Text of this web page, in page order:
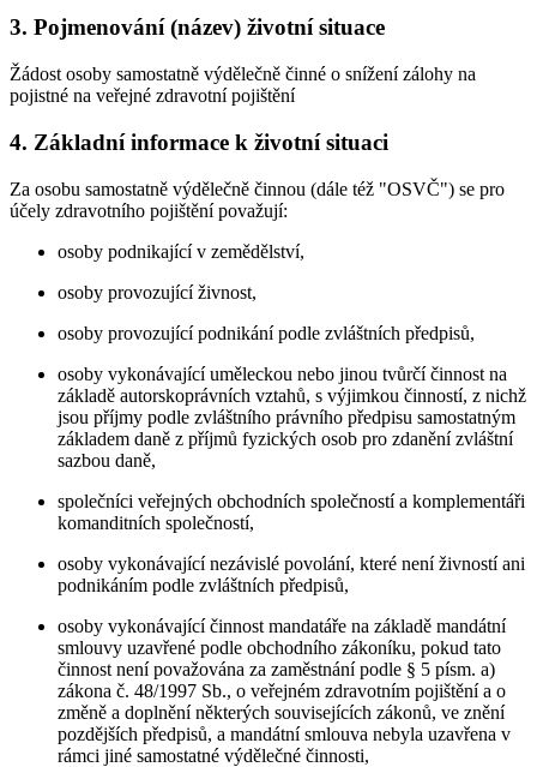
3. Pojmenování (název) životní situace
Žádost osoby samostatně výdělečně činné o snížení zálohy na
pojistné na veřejné zdravotní pojištění
4. Základní informace k životní situaci
Za osobu samostatně výdělečně činnou (dále též "OSVČ") se pro
účely zdravotního pojištění považují:
osoby podnikající v zemědělství,
osoby provozující živnost,
osoby provozující podnikání podle zvláštních předpisů,
osoby vykonávající uměleckou nebo jinou tvůrčí činnost na
základě autorskoprávních vztahů, s výjimkou činností, z nichž
jsou příjmy podle zvláštního právního předpisu samostatným
základem daně z příjmů fyzických osob pro zdanění zvláštní
sazbou daně,
společníci veřejných obchodních společností a komplementáři
komanditních společností,
osoby vykonávající nezávislé povolání, které není živností ani
podnikáním podle zvláštních předpisů,
osoby vykonávající činnost mandatáře na základě mandátní
smlouvy uzavřené podle obchodního zákoníku, pokud tato
činnost není považována za zaměstnání podle § 5 písm. a)
zákona č. 48/1997 Sb., o veřejném zdravotním pojištění a o
změně a doplnění některých souvisejících zákonů, ve znění
pozdějších předpisů, a mandátní smlouva nebyla uzavřena v
rámci jiné samostatné výdělečné činnosti,